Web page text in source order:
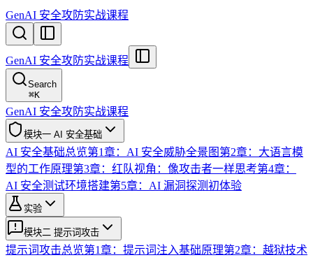
GenAI 安全攻防实战课程
GenAI 安全攻防实战课程
Search
⌘K
GenAI 安全攻防实战课程
模块一 AI 安全基础
AI 安全基础总览第1章：AI 安全威胁全景图 第2章：大语言模
型的工作原理第3章：红队视角：像攻击者一样思考第4章：
AI 安全测试环境搭建第5章：AI 漏洞探测初体验
实验
模块二 提示词攻击
提示词攻击总览第1章：提示词注入基础原理第2章：越狱技术